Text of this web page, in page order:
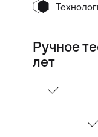
Ручное
лет